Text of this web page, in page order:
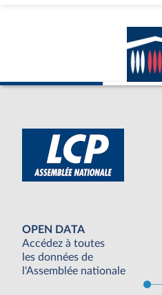
OPEN DATA
Accédez à toutes
les données de
l'Assemblée nationale